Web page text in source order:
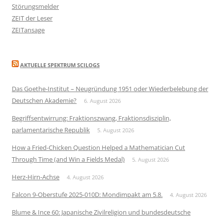
Störungsmelder
ZEIT der Leser
ZEITansage
AKTUELLE SPEKTRUM SCILOGS
Das Goethe-Institut – Neugründung 1951 oder Wiederbelebung der
Deutschen Akademie?
6. August 2026
Begriffsentwirrung: Fraktionszwang, Fraktionsdisziplin,
parlamentarische Republik
5. August 2026
How a Fried-Chicken Question Helped a Mathematician Cut
Through Time (and Win a Fields Medal)
5. August 2026
Herz-Hirn-Achse 4. August 2026
Falcon 9-Oberstufe 2025-010D: Mondimpakt am 5.8. 4. August 2026
Blume & Ince 60: Japanische Zivilreligion und bundesdeutsche